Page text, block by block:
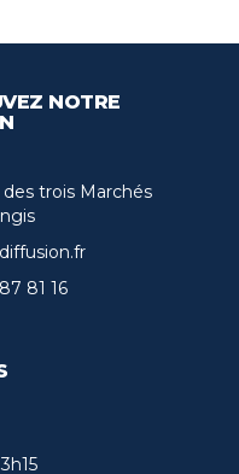
NOTRE
trois Marchés
81 16